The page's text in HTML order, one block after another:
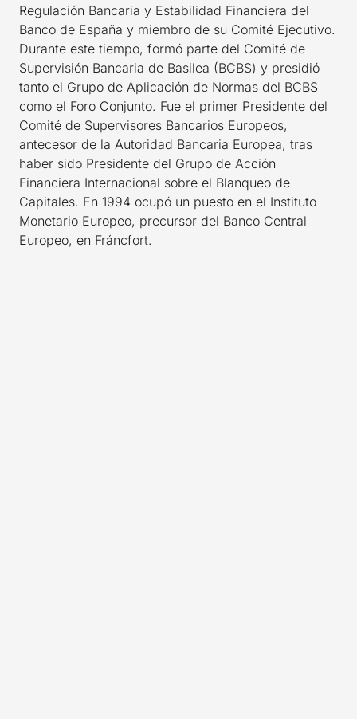
Regulación Bancaria y Estabilidad Financiera del
Banco de España y miembro de su Comité Ejecutivo.
Durante este tiempo, formó parte del Comité de
Supervisión Bancaria de Basilea (BCBS) y presidió
tanto el Grupo de Aplicación de Normas del BCBS
como el Foro Conjunto. Fue el primer Presidente del
Comité de Supervisores Bancarios Europeos,
antecesor de la Autoridad Bancaria Europea, tras
haber sido Presidente del Grupo de Acción
Financiera Internacional sobre el Blanqueo de
Capitales. En 1994 ocupó un puesto en el Instituto
Monetario Europeo, precursor del Banco Central
Europeo, en Fráncfort.